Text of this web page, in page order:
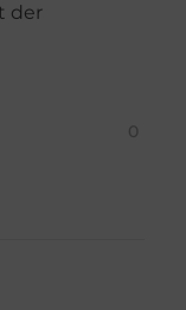
der
0